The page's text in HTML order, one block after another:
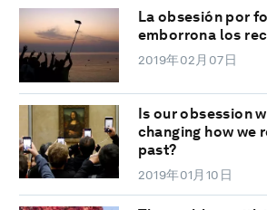
La obsesión por
emborrona los
2019年02月07日
Is our obsession
changing how we
past?
2019年01月10日